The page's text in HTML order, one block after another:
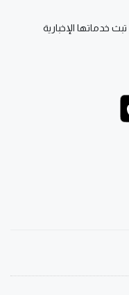
خدماتها الإخبارية